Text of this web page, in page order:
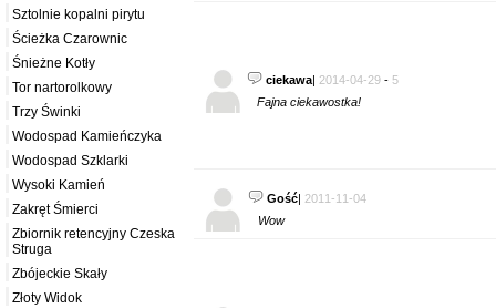
Sztolnie kopalni pirytu
Ścieżka Czarownic
Śnieżne Kotły
Tor nartorolkowy
Trzy Świnki
Wodospad Kamieńczyka
Wodospad Szklarki
Wysoki Kamień
Zakręt Śmierci
Zbiornik retencyjny Czeska
Struga
Zbójeckie Skały
Złoty Widok
ciekawa| 2014-04-29 - 5
Fajna ciekawostka!
Gość| 2011-11-04
Wow